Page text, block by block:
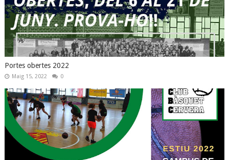
Portes obertes 2022
Maig 15, 2022 0